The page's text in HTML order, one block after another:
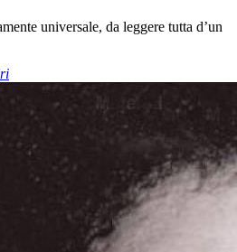
universale, da leggere tutta d’un